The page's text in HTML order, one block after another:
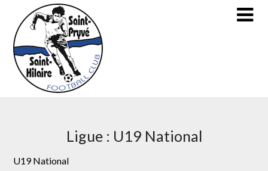
content
Ligue : U19 National
U19 National